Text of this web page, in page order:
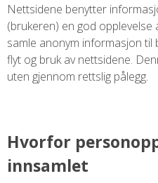
Nettsidene benytter
(brukeren) en god opplevelse
samle anonym informasjon til
flyt og bruk av nettsidene.
uten gjennom rettslig pålegg.
Hvorfor
innsamlet